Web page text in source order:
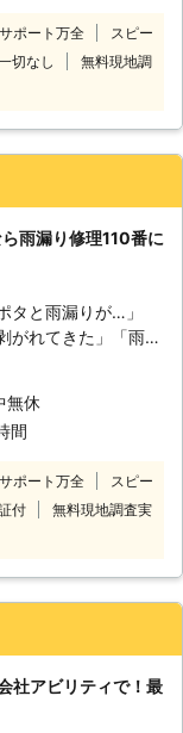
まうので、雨漏りを
解決しましょう。当
はご連絡ください。
相談やお見積りは無
原因不明のシミを
て雨音が響くよう
10年以上何も屋根
後からがお客様との
始まりだと思ってい
工完了後は、万全
して福岡ルーフ・
ことはなんでもご相
サポート万全
スピー
切なし
無料現地調
雨漏り修理110番に
タと雨漏りが…」
がれてきた」「雨が
など。 雨漏り
ような雨漏りのお
いただいておりま
に専門の業者に見て
ょう。 早い段
され費用も少なくて
間や土日に雨漏り
にご相談ください。
無休
間
サポート万全
スピー
付
無料現地調査実
社アビリティで！最